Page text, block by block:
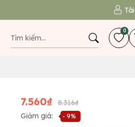
0
7.560₫
8.316₫
Giảm giá:
- 9%